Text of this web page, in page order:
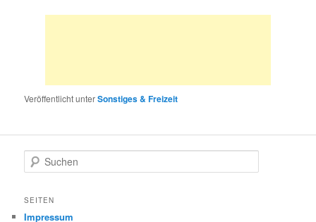
Veröffentlicht unterSonstiges & Freizeit
u
h
SEITEN
Impressum